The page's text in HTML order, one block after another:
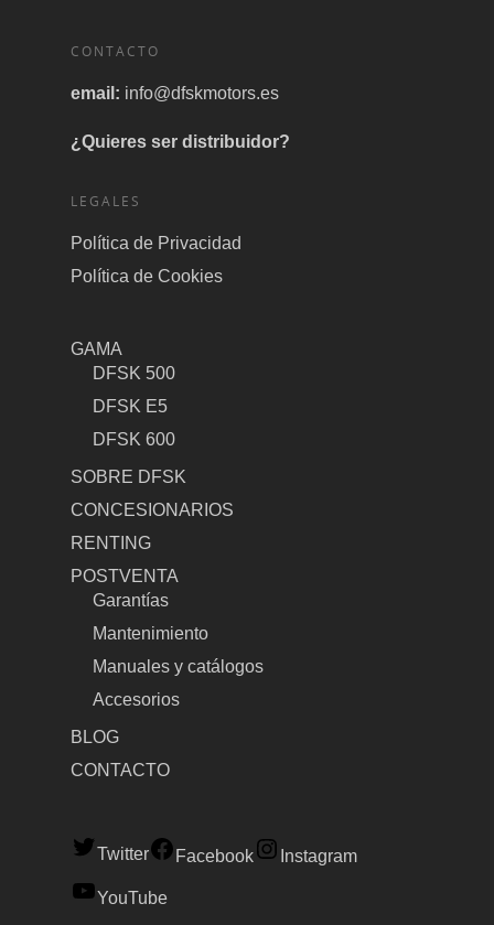
CONTACTO
email: info@dfskmotors.es
¿Quieres ser distribuidor?
LEGALES
Política de Privacidad
Política de Cookies
GAMA
DFSK 500
DFSK E5
DFSK 600
SOBRE DFSK
CONCESIONARIOS
RENTING
POSTVENTA
Garantías
Mantenimiento
Manuales y catálogos
Accesorios
BLOG
CONTACTO
Twitter Facebook Instagram
YouTube